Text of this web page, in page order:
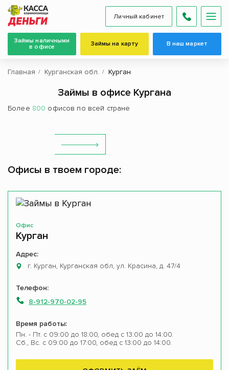
Личный кабинет
Займы наличными
в офисе
Займы на карту В наш маркет
Главная Курганская обл. Курган
Займы в офисе Кургана
Более 800 офисов по всей стране
Офисы в твоем городе:
Офис
Курган
Адрес:
г. Курган, Курганская обл, ул. Красина, д. 47/4
Телефон:
8-912-970-02-95
Время работы:
Пн. - Пт. с 09:00 до 18:00, обед с 13:00 до 14:00.
Сб., Вс. с 09:00 до 17:00, обед с 13:00 до 14:00.